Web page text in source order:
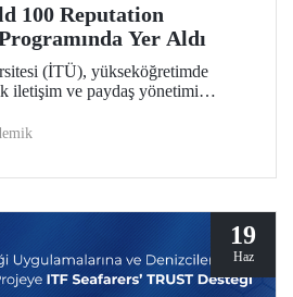
100 Reputation
Yer Aldı
(İTÜ), yükseköğretimde
iletişim ve paydaş yönetimi
tarafından düzenlenen
19
Haz